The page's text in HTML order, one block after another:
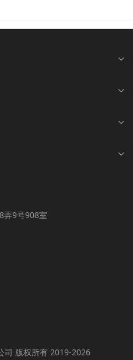
弄9号908室
司 版权所有 2019-2026